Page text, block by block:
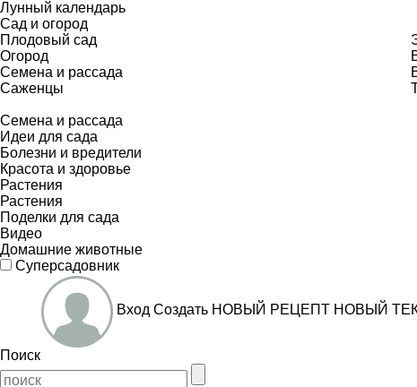
Лунный календарь
Сад и огород
Плодовый сад
Огород
Семена и рассада
Саженцы
Семена и рассада
Идеи для сада
Болезни и вредители
Красота и здоровье
Растения
Растения
Поделки для сада
Видео
Домашние животные
Суперсадовник
Вход Создать НОВЫЙ РЕЦЕПТ НОВЫЙ
Поиск